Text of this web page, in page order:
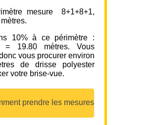
mesure 8+1+8+1,
10% à ce périmètre :
= 19.80 mètres. Vous
vous procurer environ
de drisse polyester
votre brise-vue.
prendre les mesures